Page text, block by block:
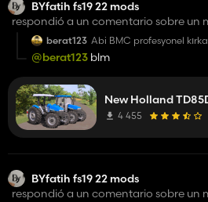
BYfatih fs19 22 mods
respondió a un comentario sobre un
berat123 Abi BMC profesyonel
@berat123 blm
New Holland
4 455
BYfatih fs19 22 mods
respondió a un comentario sobre un